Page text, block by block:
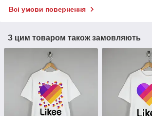
Всі умови повернення
З цим товаром також замовляють